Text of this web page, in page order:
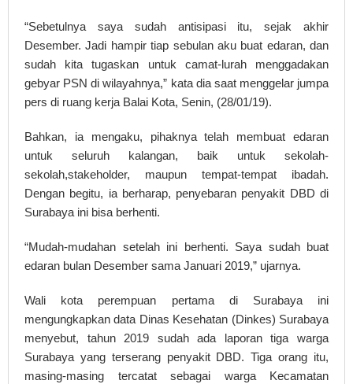
“Sebetulnya saya sudah antisipasi itu, sejak akhir
Desember. Jadi hampir tiap sebulan aku buat edaran, dan
sudah kita tugaskan untuk camat-lurah menggadakan
gebyar PSN di wilayahnya,” kata dia saat menggelar jumpa
pers di ruang kerja Balai Kota, Senin, (28/01/19).
Bahkan, ia mengaku, pihaknya telah membuat edaran
untuk seluruh kalangan, baik untuk sekolah-
sekolah,stakeholder, maupun tempat-tempat ibadah.
Dengan begitu, ia berharap, penyebaran penyakit DBD di
Surabaya ini bisa berhenti.
“Mudah-mudahan setelah ini berhenti. Saya sudah buat
edaran bulan Desember sama Januari 2019,” ujarnya.
Wali kota perempuan pertama di Surabaya ini
mengungkapkan data Dinas Kesehatan (Dinkes) Surabaya
menyebut, tahun 2019 sudah ada laporan tiga warga
Surabaya yang terserang penyakit DBD. Tiga orang itu,
masing-masing tercatat sebagai warga Kecamatan